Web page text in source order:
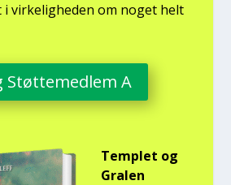
i vir­ke­lig­he­den om noget helt
Støt­te­med­lem A
Temp­let og
Gra­len